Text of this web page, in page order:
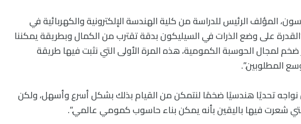
المؤلف الرئيس للدراسة من كلية الهندسة الإلكترونية والكهربائية في
على وضع الذرات في السيليكون بدقة تقترب من الكمال وبطريقة يمكننا
لمجال الحوسبة الكمومية، هذه المرة الأولى التي نثبت فيها طريقة
المطلوبين.”.
نواجه تحديًا هندسيًا ضخمًا لنتمكن من القيام بذلك بشكل أسرع وأسهل، ولكن
شعرت فيها باليقين بأنه يمكن بناء حاسوب كمومي عالمي.”.